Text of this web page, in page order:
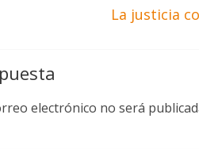
La justicia
electrónico no será